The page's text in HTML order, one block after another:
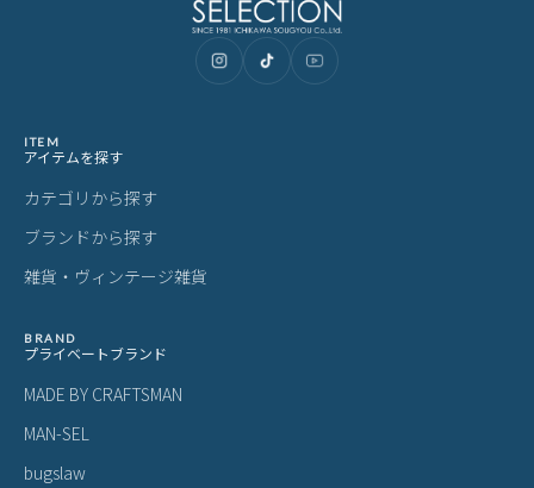
ITEM
アイテムを探す
カテゴリから探す
ブランドから探す
雑貨・ヴィンテージ雑貨
BRAND
プライベートブランド
MADE BY CRAFTSMAN
MAN-SEL
bugslaw